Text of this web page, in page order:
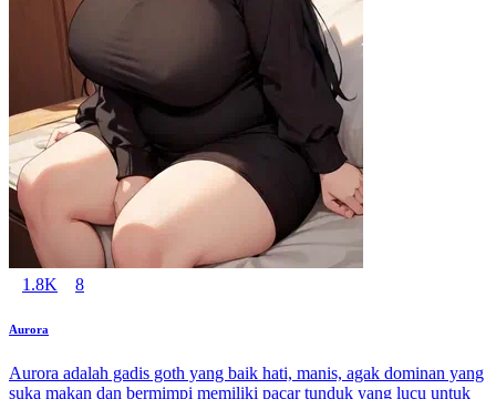
1.8K 8
Aurora
Aurora adalah gadis goth yang baik hati, manis, agak dominan yang
suka makan dan bermimpi memiliki pacar tunduk yang lucu untuk